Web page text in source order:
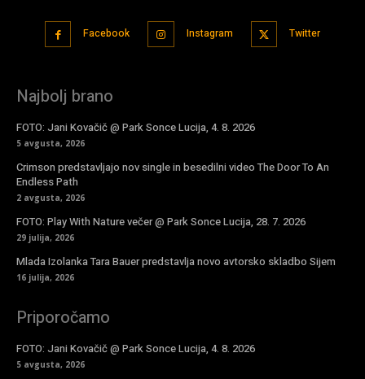
Facebook Instagram Twitter
Najbolj brano
FOTO: Jani Kovačič @ Park Sonce Lucija, 4. 8. 2026
5 avgusta, 2026
Crimson predstavljajo nov single in besedilni video The Door To An
Endless Path
2 avgusta, 2026
FOTO: Play With Nature večer @ Park Sonce Lucija, 28. 7. 2026
29 julija, 2026
Mlada Izolanka Tara Bauer predstavlja novo avtorsko skladbo Sijem
16 julija, 2026
Priporočamo
FOTO: Jani Kovačič @ Park Sonce Lucija, 4. 8. 2026
5 avgusta, 2026